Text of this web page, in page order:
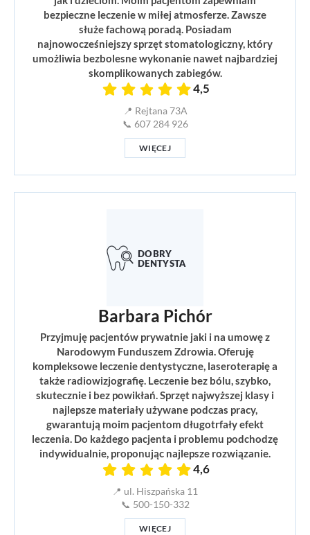
bezpieczne leczenie w miłej atmosferze. Zawsze
służe fachową poradą. Posiadam
najnowocześniejszy sprzęt stomatologiczny, który
umożliwia bezbolesne wykonanie nawet najbardziej
skomplikowanych zabiegów.
4,5
📍 Rejtana 73A
📞 607 284 926
WIĘCEJ
Barbara Pichór
Przyjmuję pacjentów prywatnie jaki i na umowę z
Narodowym Funduszem Zdrowia. Oferuję
kompleksowe leczenie dentystyczne, laseroterapię a
także radiowizjografię. Leczenie bez bólu, szybko,
skutecznie i bez powikłań. Sprzęt najwyższej klasy i
najlepsze materiały używane podczas pracy,
gwarantują moim pacjentom długotrfały efekt
leczenia. Do każdego pacjenta i problemu podchodzę
indywidualnie, proponując najlepsze rozwiązanie.
4,6
📍 ul. Hiszpańska 11
📞 500-150-332
WIĘCEJ